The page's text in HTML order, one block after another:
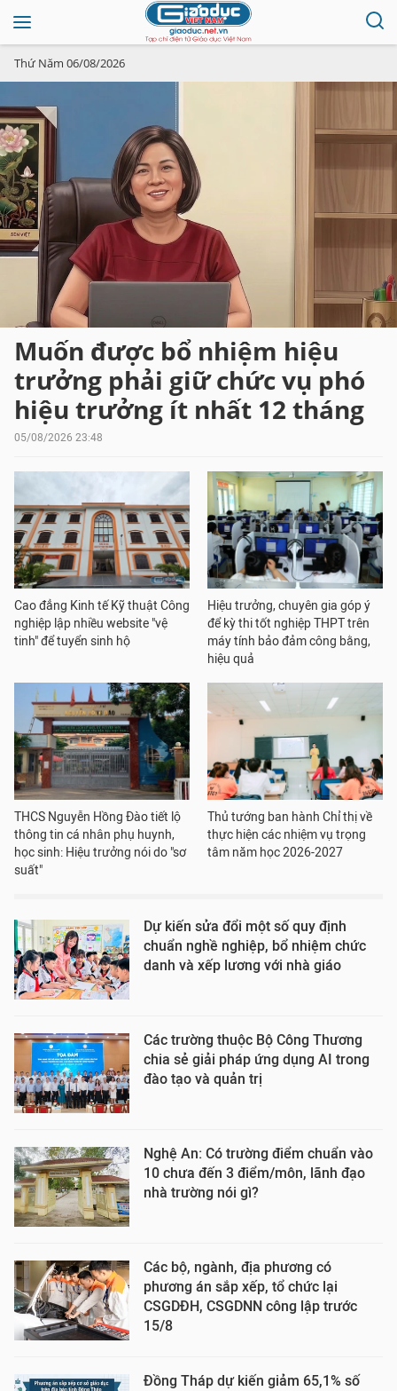
Thứ Năm 06/08/2026
Muốn được bổ nhiệm hiệu
trưởng phải giữ chức vụ phó
hiệu trưởng ít nhất 12 tháng
05/08/2026 23:48
Cao đẳng Kinh tế Kỹ thuật Công
nghiệp lập nhiều website "vệ
tinh" để tuyển sinh hộ
Hiệu trưởng, chuyên gia góp ý
để kỳ thi tốt nghiệp THPT trên
máy tính bảo đảm công bằng,
hiệu quả
THCS Nguyễn Hồng Đào tiết lộ
thông tin cá nhân phụ huynh,
học sinh: Hiệu trưởng nói do "sơ
suất"
Thủ tướng ban hành Chỉ thị về
thực hiện các nhiệm vụ trọng
tâm năm học 2026-2027
Dự kiến sửa đổi một số quy định
chuẩn nghề nghiệp, bổ nhiệm chức
danh và xếp lương với nhà giáo
Các trường thuộc Bộ Công Thương
chia sẻ giải pháp ứng dụng AI trong
đào tạo và quản trị
Nghệ An: Có trường điểm chuẩn vào
10 chưa đến 3 điểm/môn, lãnh đạo
nhà trường nói gì?
Các bộ, ngành, địa phương có
phương án sắp xếp, tổ chức lại
CSGDĐH, CSGDNN công lập trước
15/8
Đồng Tháp dự kiến giảm 65,1% số